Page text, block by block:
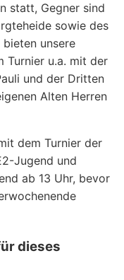
statt, Gegner sind
sowie des
bieten unsere
Turnier u.a. mit der
und der Dritten
Alten Herren
dem Turnier der
Jugend und
ab 13 Uhr, bevor
dieses